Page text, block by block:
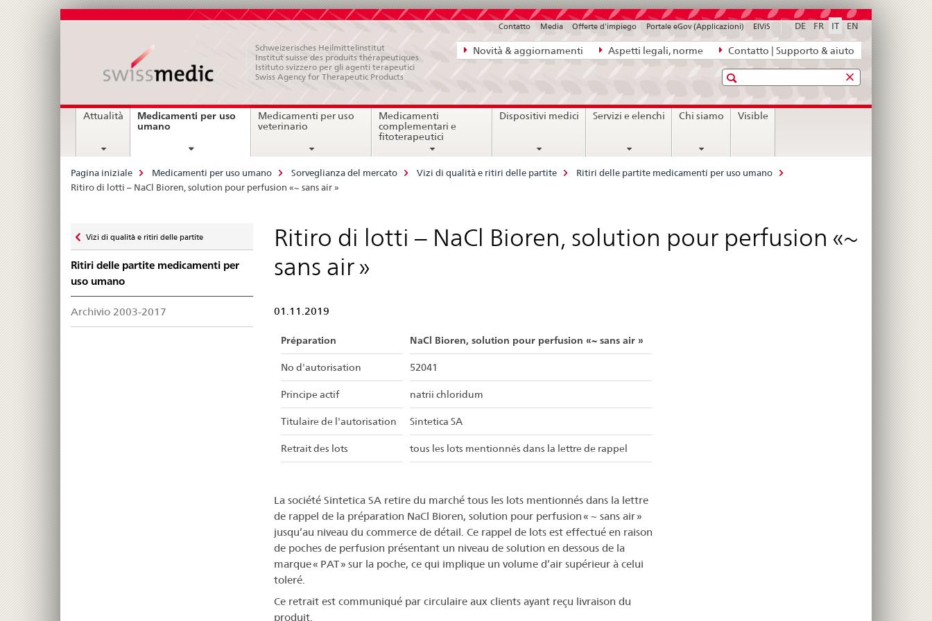
Navigazione
diretta:
aspetti
Novità & aggiornamenti Aspetti legali, norme Contatto | Supporto & aiuto
DE FR IT EN
Contatto Media Offerte d'impiego Portale eGov (Applicazioni) ElViS
Schweizerisches Heilmittelinstitut
Institut suisse des produits thérapeutiques
Istituto svizzero per gli agenti terapeutici
Swiss Agency for Therapeutic Products
Ricerca
Navigation
Attualità
Medicamenti per uso
umanocurrent
Medicamenti per uso
veterinario
Medicamenti
complementari e
fitoterapeutici
Dispositivi medici Servizi e elenchi Chi siamo Visible
Breadcrumb
Pagina iniziale Medicamenti per uso umano Sorveglianza del mercato Vizi di qualità e ritiri delle partite
Ritiri delle partite medicamenti per uso umano
Ritiro di lotti – NaCl Bioren, solution pour perfusion «~ sans air »
zu
Vizi di qualità e ritiri delle partite
Ritiri delle partite medicamenti per
uso umano
Archivio 2003-2017
Ritiro di lotti – NaCl Bioren, solution pour perfusion «~
sans air »
01.11.2019
Préparation NaCl Bioren, solution pour perfusion «~ sans air »
No d'autorisation 52041
Principe actif natrii chloridum
Titulaire de l'autorisation Sintetica SA
Retrait des lots tous les lots mentionnés dans la lettre de rappel
La société Sintetica SA retire du marché tous les lots mentionnés dans la lettre
de rappel de la préparation NaCl Bioren, solution pour perfusion « ~ sans air »
jusqu’au niveau du commerce de détail. Ce rappel de lots est effectué en raison
de poches de perfusion présentant un niveau de solution en dessous de la
marque « PAT » sur la poche, ce qui implique un volume d’air supérieur à celui
toleré.
Ce retrait est communiqué par circulaire aux clients ayant reçu livraison du
produit.